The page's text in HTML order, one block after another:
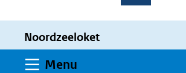
worden
toegestaan
Noordzeeloket
Menu